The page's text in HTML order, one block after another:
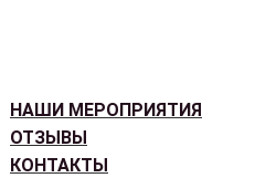
НАШИ МЕРОПРИЯТИЯ
ОТЗЫВЫ
КОНТАКТЫ